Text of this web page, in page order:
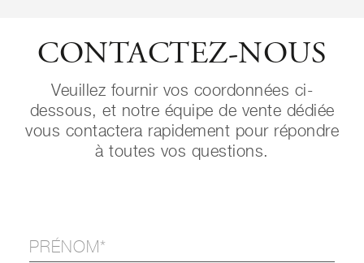
CONTACTEZ-NOUS
Veuillez fournir vos coordonnées ci-
dessous, et notre équipe de vente dédiée
vous contactera rapidement pour répondre
à toutes vos questions.